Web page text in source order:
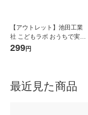
【アウトレット】池田工業
社 こどもラボ おうちで実験!
モコモコ結晶の山 890 1個
299円
最近見た商品